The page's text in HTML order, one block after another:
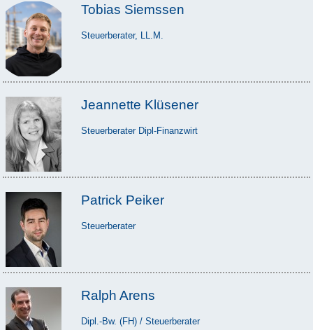
Tobias Siemssen
Steuerberater, LL.M.
Jeannette Klüsener
Steuerberater Dipl-Finanzwirt
Patrick Peiker
Steuerberater
Ralph Arens
Dipl.-Bw. (FH) / Steuerberater